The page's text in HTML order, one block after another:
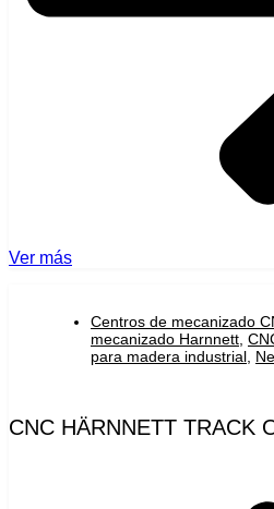
Ver más
Centros de mecanizado
mecanizado Harnnett
para madera industrial
CNC HÄRNNETT TRACK